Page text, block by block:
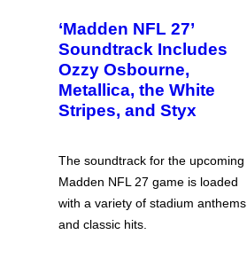
O
B
Y
N
I
C
K
A
M
/
G
T
‘Madden NFL 27’
Soundtrack Includes
Ozzy Osbourne,
Metallica, the White
Stripes, and Styx
The soundtrack for the upcoming
Madden NFL 27 game is loaded
with a variety of stadium anthems
and classic hits.